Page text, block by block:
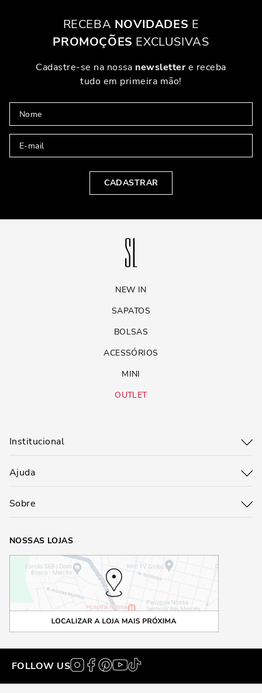
RECEBA NOVIDADES E
PROMOÇÕES EXCLUSIVAS
Cadastre-se na nossa newslettere receba
tudo em primeira mão!
CADASTRAR
NEW IN
SAPATOS
BOLSAS
ACESSÓRIOS
MINI
OUTLET
Institucional
Ajuda
Sobre
NOSSAS LOJAS
FOLLOW US